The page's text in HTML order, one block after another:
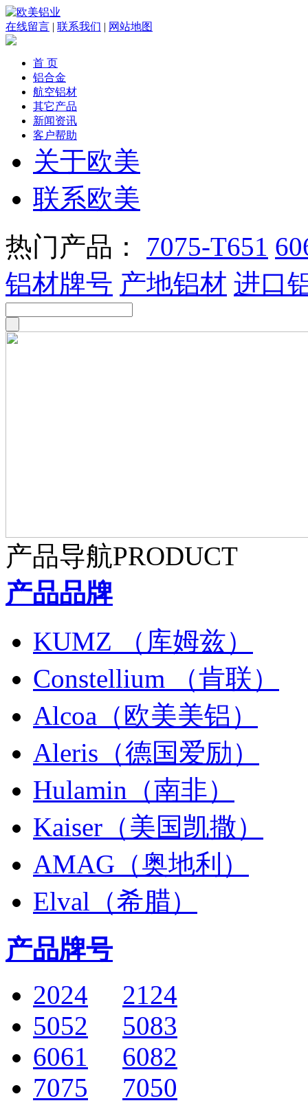
在线留言 | 联系我们 | 网站地图
首 页
铝合金
航空铝材
其它产品
新闻资讯
客户帮助
关于欧美
联系欧美
热门产品：
7075-T651
铝材牌号 产地铝材 进口
产品导航PRODUCT
产品品牌
KUMZ （库姆兹）
Constellium （肯联）
Alcoa（欧美美铝）
Aleris（德国爱励）
Hulamin（南非）
Kaiser（美国凯撒）
AMAG（奥地利）
Elval（希腊）
产品牌号
2024
2124
5052
5083
6061
6082
7075
7050